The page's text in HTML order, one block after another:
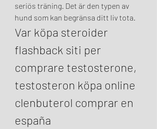
seriös träning. Det är den typen av
hund som kan begränsa ditt liv tota.
Var köpa steroider
flashback siti per
comprare testosterone,
testosteron köpa online
clenbuterol comprar en
españa